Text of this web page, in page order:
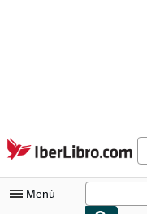
Pasar al contenido principal
IberLibro.com
Menú